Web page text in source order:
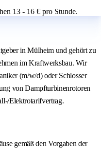
13 - 16 € pro Stunde.
in Mülheim und gehört zu
im Kraftwerksbau. Wir
(m/w/d) oder Schlosser
von Dampfturbinenrotoren
Elektrotarifvertrag.
gemäß den Vorgaben der